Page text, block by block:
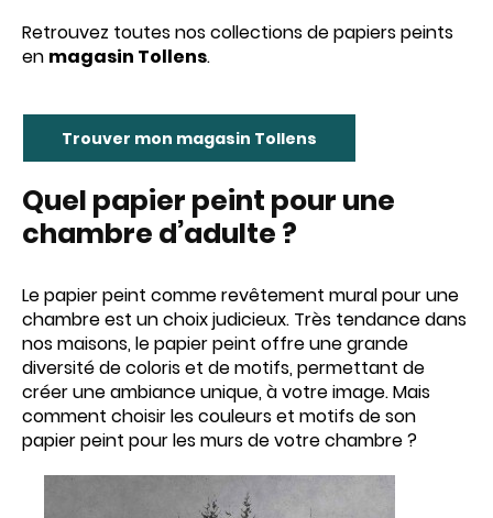
Retrouvez toutes nos collections de papiers peints
en magasin Tollens.
Trouver mon magasin Tollens
Quel papier peint pour une
chambre d’adulte ?
Le papier peint comme revêtement mural pour une
chambre est un choix judicieux. Très tendance dans
nos maisons, le papier peint offre une grande
diversité de coloris et de motifs, permettant de
créer une ambiance unique, à votre image. Mais
comment choisir les couleurs et motifs de son
papier peint pour les murs de votre chambre ?